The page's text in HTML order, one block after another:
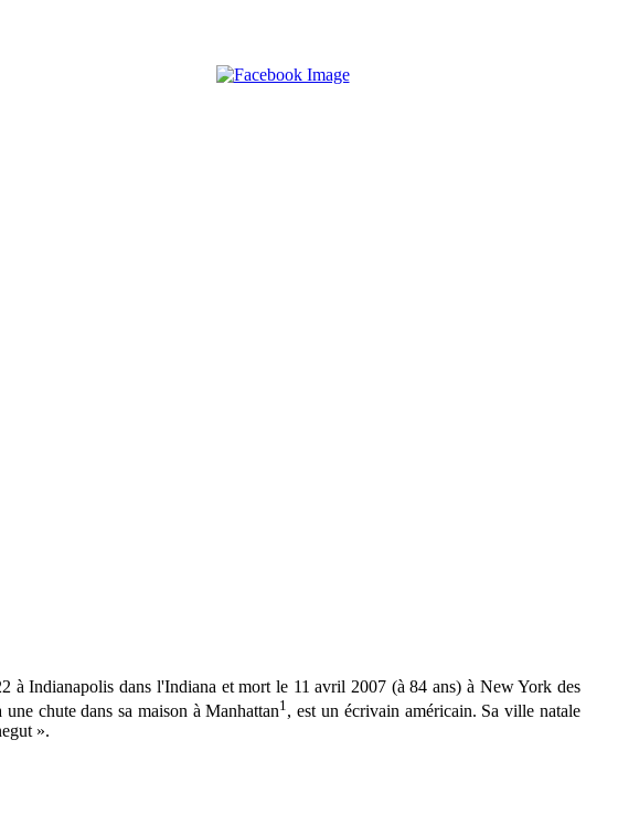
à Indianapolis dans l'Indiana et mort le 11 avril 2007 (à 84 ans) à New York des
chute dans sa maison à Manhattan1 , est un écrivain américain. Sa ville natale
».